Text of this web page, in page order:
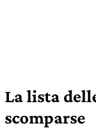
La lista
scomparse